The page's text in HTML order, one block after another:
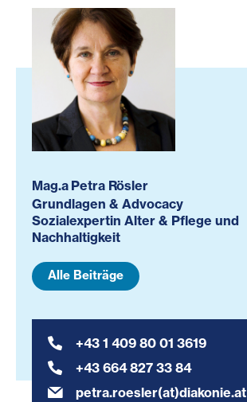
Mag.a Petra Rösler
Grundlagen & Advocacy
Sozialexpertin Alter & Pflege und
Nachhaltigkeit
Alle Beiträge
+43 1 409 80 01 3619
+43 664 827 33 84
petra.roesler(at)diakonie.at